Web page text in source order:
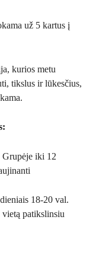
už 5 kartus į
kurios metu
tikslus ir lūkesčius,
Grupėje iki 12
18-20 val.
patikslinsiu